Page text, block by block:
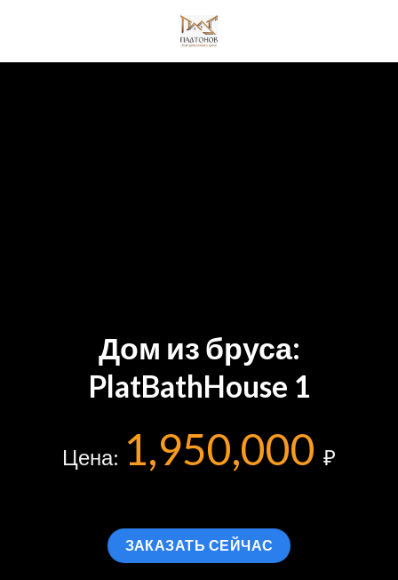
Дом из бруса:
PlatBathHouse 1
Цена: 1,950,000 ₽
ЗАКАЗАТЬ СЕЙЧАС